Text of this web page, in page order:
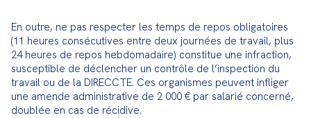
En outre, ne pas respecter les temps de repos obligatoires
(11 heures consécutives entre deux journées de travail, plus
24 heures de repos hebdomadaire) constitue une infraction,
susceptible de déclencher un contrôle de l’inspection du
travail ou de la DIRECCTE. Ces organismes peuvent infliger
une amende administrative de 2 000 € par salarié concerné,
doublée en cas de récidive.